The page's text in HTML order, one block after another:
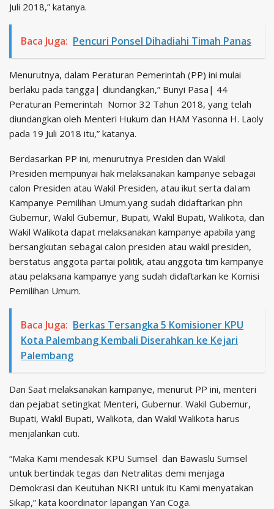
Juli 2018,” katanya.
Baca Juga: Pencuri Ponsel Dihadiahi Timah Panas
Menurutnya, dalam Peraturan Pemerintah (PP) ini mulai
berlaku pada tangga| diundangkan,” Bunyi Pasa| 44
Peraturan Pemerintah Nomor 32 Tahun 2018, yang telah
diundangkan oleh Menteri Hukum dan HAM Yasonna H. Laoly
pada 19 Juli 2018 itu,” katanya.
Berdasarkan PP ini, menurutnya Presiden dan Wakil
Presiden mempunyai hak melaksanakan kampanye sebagai
calon Presiden atau Wakil Presiden, atau ikut serta daIam
Kampanye Pemilihan Umum.yang sudah didaftarkan phn
Gubemur, Wakil Gubemur, Bupati, Wakil Bupati, Walikota, dan
Wakil Walikota dapat melaksanakan kampanye apabila yang
bersangkutan sebagai calon presiden atau wakil presiden,
berstatus anggota partai politik, atau anggota tim kampanye
atau pelaksana kampanye yang sudah didaftarkan ke Komisi
Pemilihan Umum.
Baca Juga: Berkas Tersangka 5 Komisioner KPU
Kota Palembang Kembali Diserahkan ke Kejari
Palembang
Dan Saat melaksanakan kampanye, menurut PP ini, menteri
dan pejabat setingkat Menteri, Gubernur. Wakil Gubemur,
Bupati, Wakil Bupati, Walikota, dan Wakil Walikota harus
menjalankan cuti.
“Maka Kami mendesak KPU Sumsel dan Bawaslu Sumsel
untuk bertindak tegas dan Netralitas demi menjaga
Demokrasi dan Keutuhan NKRI untuk itu Kami menyatakan
Sikap,” kata koordinator lapangan Yan Coga.